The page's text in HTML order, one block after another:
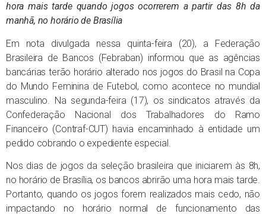
hora mais tarde quando jogos ocorrerem a partir das 8h da
manhã, no horário de Brasília
Em nota divulgada nessa quinta-feira (20), a Federação
Brasileira de Bancos (Febraban) informou que as agências
bancárias terão horário alterado nos jogos do Brasil na Copa
do Mundo Feminina de Futebol, como acontece no mundial
masculino. Na segunda-feira (17), os sindicatos através da
Confederação Nacional dos Trabalhadores do Ramo
Financeiro (Contraf-CUT) havia encaminhado à entidade um
pedido cobrando o expediente especial.
Nos dias de jogos da seleção brasileira que iniciarem às 8h,
no horário de Brasília, os bancos abrirão uma hora mais tarde.
Portanto, quando os jogos forem realizados mais cedo, não
impactando no horário normal de funcionamento das